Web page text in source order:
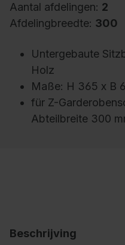
Aantal afdelingen: 2
Afdelingbreedte: 300
Untergebaute
Holz
Maße: H 365 x B
für Z-
Abteilbreite 300
Beschrijving